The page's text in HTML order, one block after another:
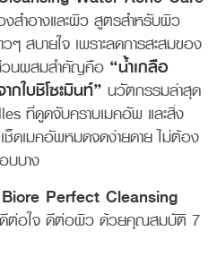
งสำอางและผิว สูตรสำหรับผิว
สบายใจ เพราะลดการสะสมของ
วนผสมสำคัญคือ “น้ำเกลือ
กใบชิโซะมินท์” นวัตกรรมล่าสุด
ที่ดูดจับคราบเมคอัพ และสิ่ง
ดเมคอัพหมดจดง่ายดาย ไม่ต้อง
บบาง
Biore Perfect Cleansing
อใจ ดีต่อผิว ด้วยคุณสมบัติ 7